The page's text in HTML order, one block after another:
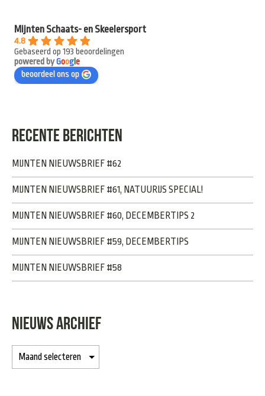
Mijnten Schaats- en Skeelersport
4.8
Gebaseerd op 193 beoordelingen
powered byGooge
beoordeel ons op
RECENTE BERICHTEN
MIJNTEN NIEUWSBRIEF #62
MIJNTEN NIEUWSBRIEF #61, NATUURIJS SPECIAL!
MIJNTEN NIEUWSBRIEF #60, DECEMBERTIPS 2
MIJNTEN NIEUWSBRIEF #59, DECEMBERTIPS
MIJNTEN NIEUWSBRIEF #58
NIEUWS ARCHIEF